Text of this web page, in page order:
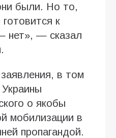
были. Но то,
к
нет», — сказал
в том
о якобы
мобилизации в
пропагандой.